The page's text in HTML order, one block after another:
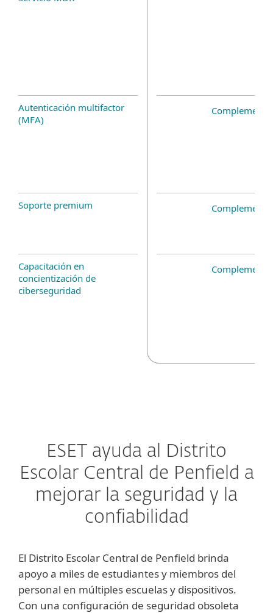
Autenticación multifactor
(MFA)
Soporte premium
Capacitación en
concientización de
ciberseguridad
ESET ayuda al Distrito
Escolar Central de Penfield a
mejorar la seguridad y la
confiabilidad
El Distrito Escolar Central de Penfield brinda
apoyo a miles de estudiantes y miembros del
personal en múltiples escuelas y dispositivos.
Con una configuración de seguridad obsoleta